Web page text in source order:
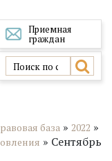
Приемная
граждан
база » 2022 »
» Сентябрь